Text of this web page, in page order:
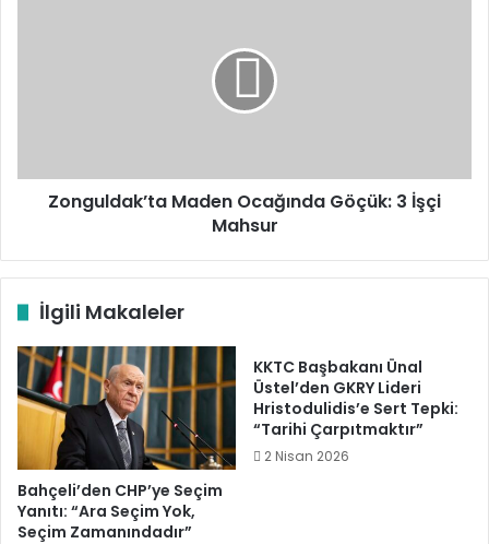
Zonguldak’ta Maden Ocağında Göçük: 3 İşçi
Mahsur
İlgili Makaleler
Bahçeli’den CHP’ye Seçim
Yanıtı: “Ara Seçim Yok,
Seçim Zamanındadır”
KKTC Başbakanı Ünal
Üstel’den GKRY Lideri
Hristodulidis’e Sert Tepki:
“Tarihi Çarpıtmaktır”
2 Nisan 2026